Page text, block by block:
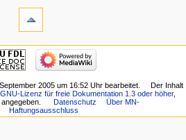
2005 um 16:52 Uhr bearbeitet.
Der Inhalt
GNU-Lizenz für freie Dokumentation 1.3 oder höher,
Datenschutz
Über MN-
Haftungsausschluss